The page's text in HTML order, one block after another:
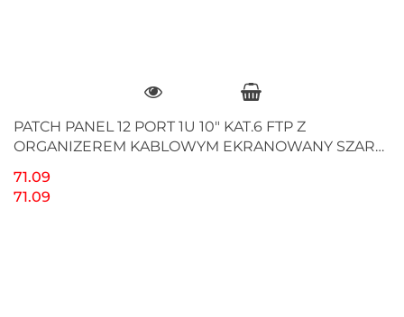
PATCH PANEL 12 PORT 1U 10" KAT.6 FTP Z
ORGANIZEREM KABLOWYM EKRANOWANY SZARY
71.09
71.09